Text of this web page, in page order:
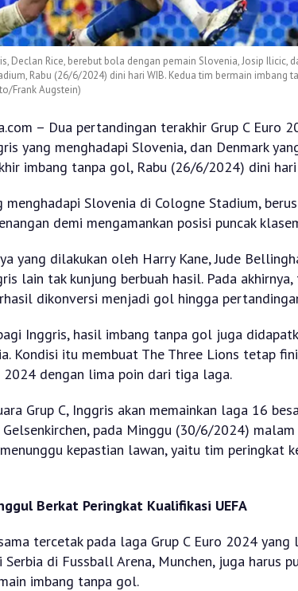
Declan Rice, berebut bola dengan pemain Slovenia, Josip Ilicic,
Rabu (26/6/2024) dini hari WIB. Kedua tim bermain imbang
Frank Augstein)
– Dua pertandingan terakhir Grup C Euro
yang menghadapi Slovenia, dan Denmark
imbang tanpa gol, Rabu (26/6/2024) dini hari
menghadapi Slovenia di Cologne Stadium,
demi mengamankan posisi puncak
yang dilakukan oleh Harry Kane, Jude
lain tak kunjung berbuah hasil. Pada
dikonversi menjadi gol hingga
Inggris, hasil imbang tanpa gol juga
Kondisi itu membuat The Three Lions tetap
2024 dengan lima poin dari tiga laga.
Grup C, Inggris akan memainkan laga 16
pada Minggu (30/6/2024) malam
kepastian lawan, yaitu tim peringkat
Berkat Peringkat Kualifikasi UEFA
tercetak pada laga Grup C Euro 2024 yang
Serbia di Fussball Arena, Munchen, juga harus
imbang tanpa gol.